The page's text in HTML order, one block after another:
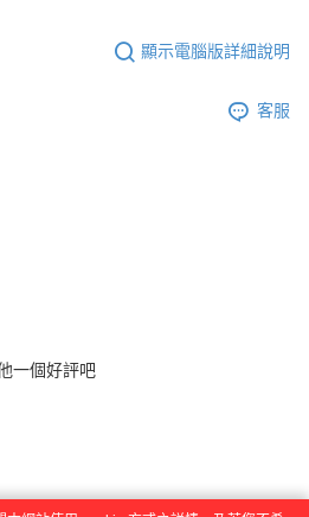
顯示電腦版詳細說明
客服
一個好評吧